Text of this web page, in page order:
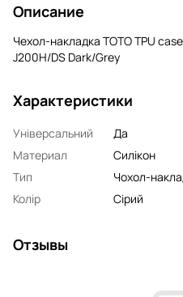
Описание
Чехол-накладка TOTO TPU
J200H/DS Dark/Grey
Характеристики
Універсальний
Да
Материал
Силікон
Тип
Чохол-
Колір
Сірий
Отзывы